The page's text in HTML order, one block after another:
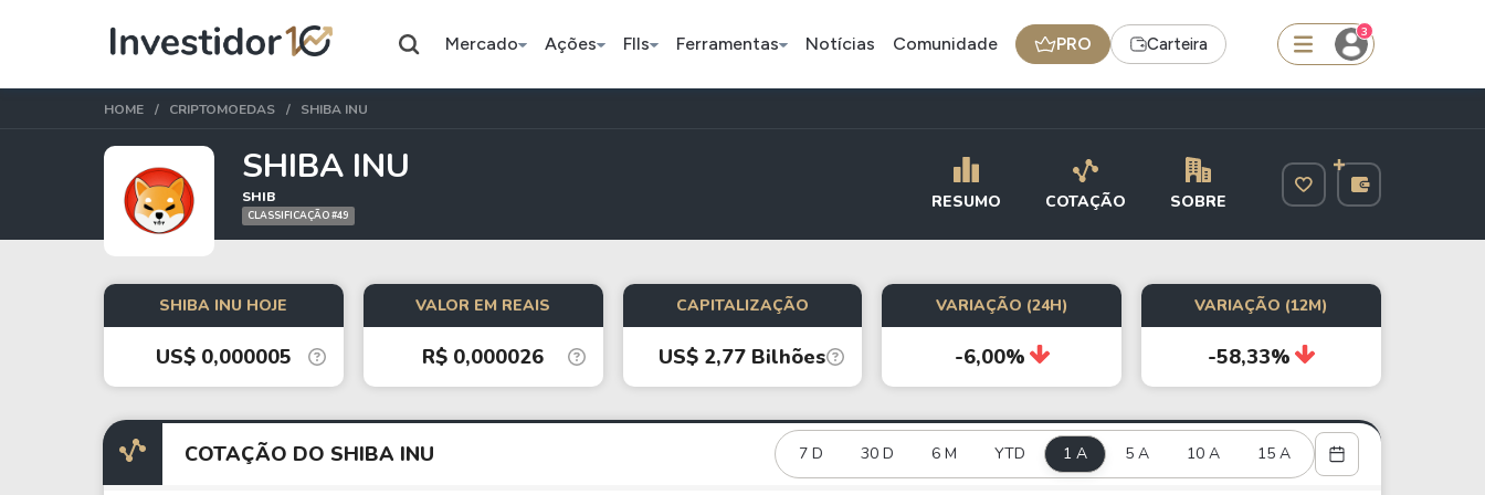
Mercado Ações FIIs Ferramentas Notícias Comunidade PRO Carteira
3
Assuntos do momento
Ibovespa Selic Bradesco Petrobras Axia TRXF11
Ações
Ambev
FIIs
HGLG11
ETFs Stocks Criptomoedas
Ethereum
Binance Coin - BNB
Radar do Dividendo Inteligente
Carteiras Recomendadas
HOME CRIPTOMOEDAS SHIBA INU
SHIBA INU
SHIB
CLASSIFICAÇÃO #49
RESUMO COTAÇÃO SOBRE
SHIBA INU HOJE
US$ 0,000005
VALOR EM REAIS
R$ 0,000026
CAPITALIZAÇÃO
US$ 2,77 Bilhões
VARIAÇÃO (24H)
-6,00%
VARIAÇÃO (12M)
-58,33%
COTAÇÃO DO SHIBA INU 7 D 30 D 6 M YTD 1 A 5 A 10 A 15 A